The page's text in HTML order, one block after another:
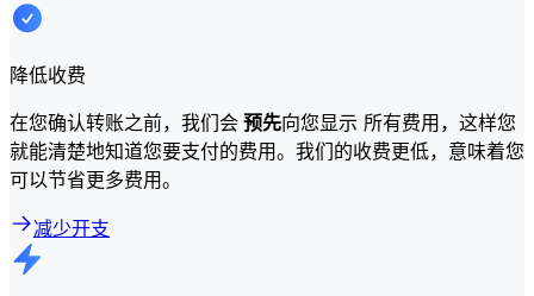
降低收费
在您确认转账之前，我们会 预先向您显示 所有费用，这样您
就能清楚地知道您要支付的费用。我们的收费更低，意味着您
可以节省更多费用。
减少开支